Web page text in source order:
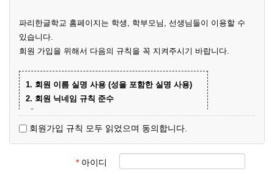
파리한글학교 홈페이지는 학생, 학부모님, 선생님들이 이용할 수
있습니다.
회원 가입을 위해서 다음의 규칙을 꼭 지켜주시기 바랍니다.
1. 회원 이름 실명 사용 (성을 포함한 실명 사용)
2. 회원 닉네임 규칙 준수
① 학부모 회원 닉네임
- 학생 이름+엄마(아빠)
(예)
엄마
김예
준엄
(예)
회원가입 규칙 모두 읽었으며 동의합니다.
* 아이디